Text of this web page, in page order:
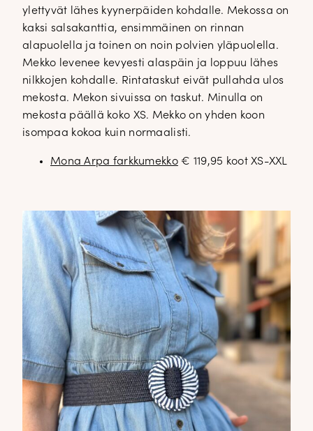
ylettyvät lähes kyynerpäiden kohdalle. Mekossa on
kaksi salsakanttia, ensimmäinen on rinnan
alapuolella ja toinen on noin polvien yläpuolella.
Mekko levenee kevyesti alaspäin ja loppuu lähes
nilkkojen kohdalle. Rintataskut eivät pullahda ulos
mekosta. Mekon sivuissa on taskut. Minulla on
mekosta päällä koko XS. Mekko on yhden koon
isompaa kokoa kuin normaalisti.
Mona Arpa farkkumekko€ 119,95 koot XS-XXL